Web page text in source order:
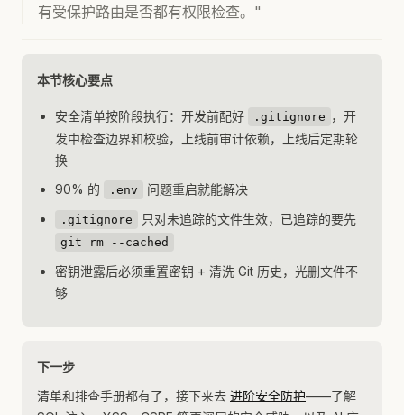
有受保护路由是否都有权限检查。"
本节核心要点
安全清单按阶段执行：开发前配好 .gitignore ，开
发中检查边界和校验，上线前审计依赖，上线后定期轮
换
90% 的
.env 问题重启就能解决
.gitignore 只对未追踪的文件生效，已追踪的要先
git rm --cached
密钥泄露后必须重置密钥 + 清洗 Git 历史，光删文件不
够
下一步
清单和排查手册都有了，接下来去 进阶安全防护——了解